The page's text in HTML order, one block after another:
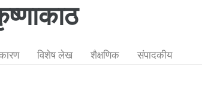
विशेष लेख शैक्षणिक संपादकीय